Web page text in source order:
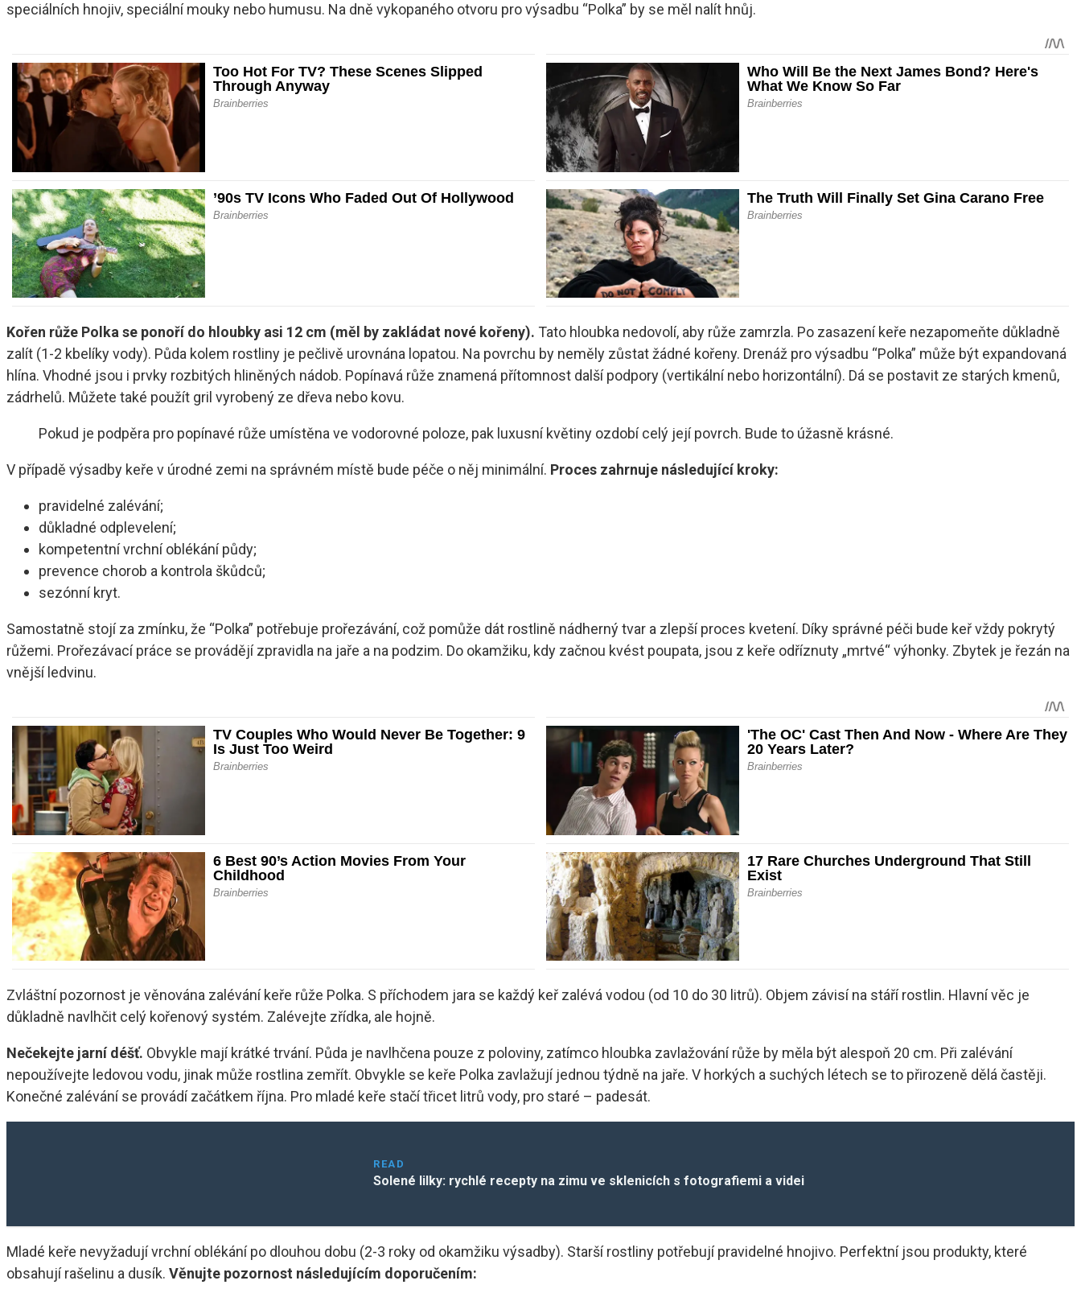
speciálních hnojiv, speciální mouky nebo humusu. Na dně vykopaného otvoru pro výsadbu “Polka” by se měl nalít hnůj.
Kořen růže Polka se ponoří do hloubky asi 12 cm (měl by zakládat nové kořeny). Tato hloubka nedovolí, aby růže zamrzla. Po zasazení keře nezapomeňte důkladně
zalít (1-2 kbelíky vody). Půda kolem rostliny je pečlivě urovnána lopatou. Na povrchu by neměly zůstat žádné kořeny. Drenáž pro výsadbu “Polka” může být expandovaná
hlína. Vhodné jsou i prvky rozbitých hliněných nádob. Popínavá růže znamená přítomnost další podpory (vertikální nebo horizontální). Dá se postavit ze starých kmenů,
zádrhelů. Můžete také použít gril vyrobený ze dřeva nebo kovu.
Pokud je podpěra pro popínavé růže umístěna ve vodorovné poloze, pak luxusní květiny ozdobí celý její povrch. Bude to úžasně krásné.
V případě výsadby keře v úrodné zemi na správném místě bude péče o něj minimální. Proces zahrnuje následující kroky:
pravidelné zalévání;
důkladné odplevelení;
kompetentní vrchní oblékání půdy;
prevence chorob a kontrola škůdců;
sezónní kryt.
Samostatně stojí za zmínku, že “Polka” potřebuje prořezávání, což pomůže dát rostlině nádherný tvar a zlepší proces kvetení. Díky správné péči bude keř vždy pokrytý
růžemi. Prořezávací práce se provádějí zpravidla na jaře a na podzim. Do okamžiku, kdy začnou kvést poupata, jsou z keře odříznuty „mrtvé“ výhonky. Zbytek je řezán na
vnější ledvinu.
Zvláštní pozornost je věnována zalévání keře růže Polka. S příchodem jara se každý keř zalévá vodou (od 10 do 30 litrů). Objem závisí na stáří rostlin. Hlavní věc je
důkladně navlhčit celý kořenový systém. Zalévejte zřídka, ale hojně.
Nečekejte jarní déšť. Obvykle mají krátké trvání. Půda je navlhčena pouze z poloviny, zatímco hloubka zavlažování růže by měla být alespoň 20 cm. Při zalévání
nepoužívejte ledovou vodu, jinak může rostlina zemřít. Obvykle se keře Polka zavlažují jednou týdně na jaře. V horkých a suchých létech se to přirozeně dělá častěji.
Konečné zalévání se provádí začátkem října. Pro mladé keře stačí třicet litrů vody, pro staré – padesát.
READ
Solené lilky: rychlé recepty na zimu ve sklenicích s fotografiemi a videi
Mladé keře nevyžadují vrchní oblékání po dlouhou dobu (2-3 roky od okamžiku výsadby). Starší rostliny potřebují pravidelné hnojivo. Perfektní jsou produkty, které
obsahují rašelinu a dusík. Věnujte pozornost následujícím doporučením: